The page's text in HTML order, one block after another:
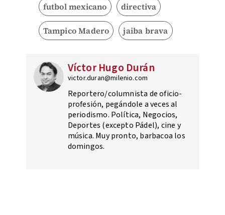
futbol mexicano directiva
Tampico Madero jaiba brava
Víctor Hugo Durán
victor.duran@milenio.com
Reportero/columnista de oficio-
profesión, pegándole a veces al
periodismo. Política, Negocios,
Deportes (excepto Pádel), cine y
música. Muy pronto, barbacoa los
domingos.